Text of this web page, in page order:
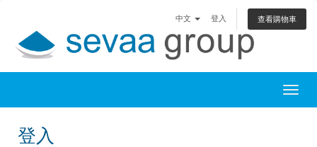
中文 登入 查看購物車
登入